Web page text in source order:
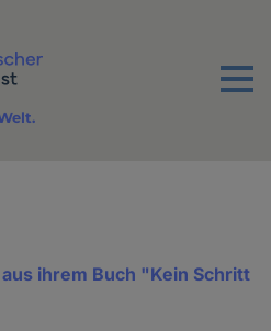
Menu
ihrem Buch "Kein Schritt